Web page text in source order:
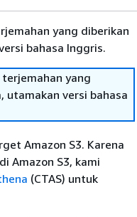
yang diberikan
bahasa Inggris.
yang
utamakan versi bahasa
Amazon S3. Karena
Amazon S3, kami
(CTAS) untuk